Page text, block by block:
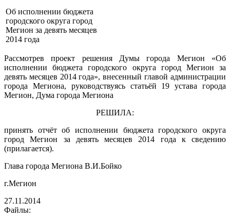
Об исполнении бюджета
городского округа город
Мегион за девять месяцев
2014 года
Рассмотрев проект решения Думы города Мегион «Об
исполнении бюджета городского округа город Мегион за
девять месяцев 2014 года», внесенный главой администрации
города Мегиона, руководствуясь статьёй 19 устава города
Мегион, Дума города Мегиона
РЕШИЛА:
принять отчёт об исполнении бюджета городского округа
город Мегион за девять месяцев 2014 года к сведению
(прилагается).
Глава города Мегиона В.И.Бойко
г.Мегион
27.11.2014
Файлы: